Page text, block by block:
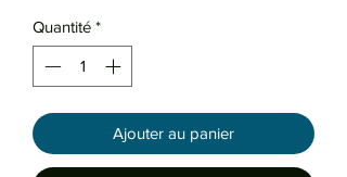
Quantité *
Ajouter au panier